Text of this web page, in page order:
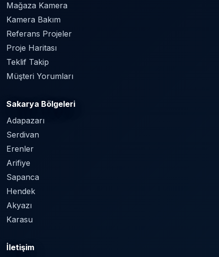
Mağaza Kamera
Kamera Bakım
Referans Projeler
Proje Haritası
Teklif Takip
Müşteri Yorumları
Sakarya Bölgeleri
Adapazarı
Serdivan
Erenler
Arifiye
Sapanca
Hendek
Akyazı
Karasu
İletişim